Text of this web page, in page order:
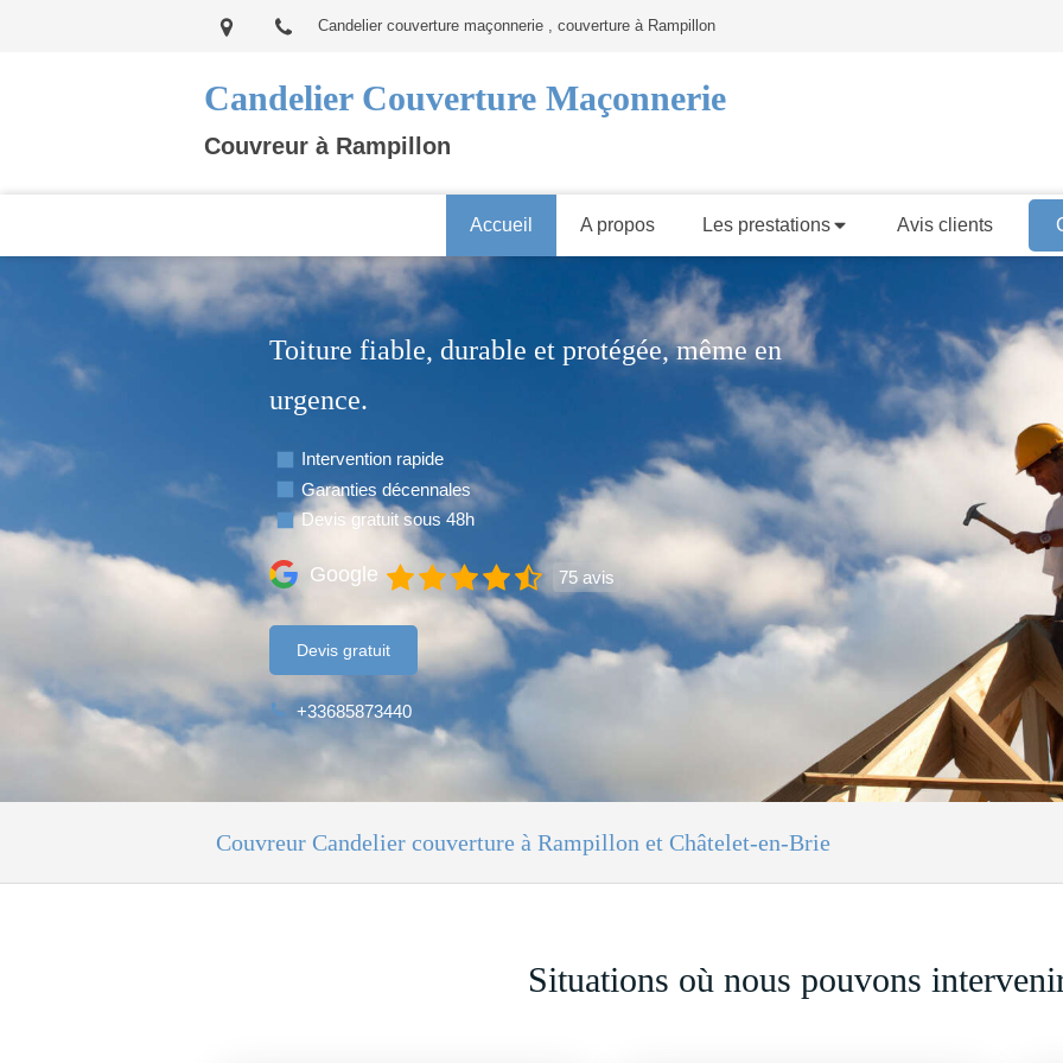
Candelier couverture maçonnerie , couverture à Rampillon
Candelier Couverture Maçonnerie
Couvreur à Rampillon
Accueil A propos Les prestations Avis clients
Toiture fiable, durable et protégée, même en
urgence.
Intervention rapide
Garanties décennales
Devis gratuit sous 48h
Google 75 avis
Devis gratuit
+33685873440
Couvreur Candelier couverture à Rampillon et Châtelet-en-Brie
Situations où nous pouvons